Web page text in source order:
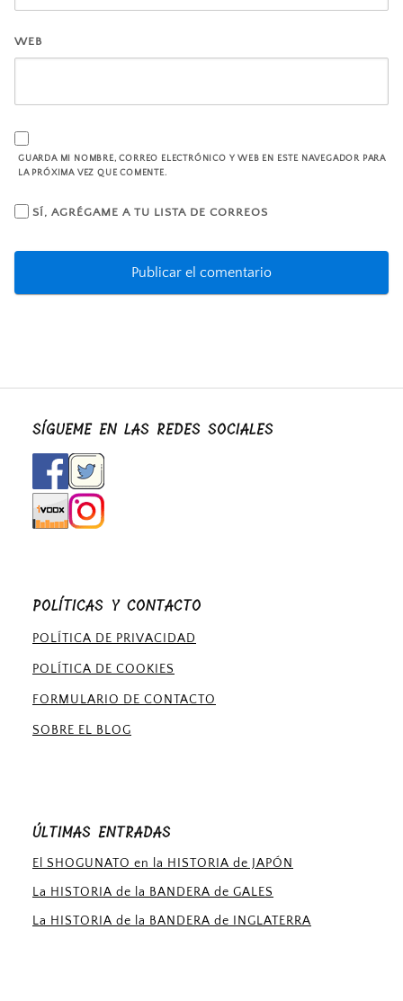
WEB
GUARDA MI NOMBRE, CORREO ELECTRÓNICO Y WEB EN ESTE NAVEGADOR PARA
LA PRÓXIMA VEZ QUE COMENTE.
SÍ, AGRÉGAME A TU LISTA DE CORREOS
SÍGUEME EN LAS REDES SOCIALES
POLÍTICAS Y CONTACTO
POLÍTICA DE PRIVACIDAD
POLÍTICA DE COOKIES
FORMULARIO DE CONTACTO
SOBRE EL BLOG
ÚLTIMAS ENTRADAS
El SHOGUNATO en la HISTORIA de JAPÓN
La HISTORIA de la BANDERA de GALES
La HISTORIA de la BANDERA de INGLATERRA